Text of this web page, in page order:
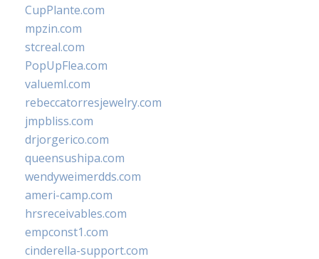
CupPlante.com
mpzin.com
stcreal.com
PopUpFlea.com
valueml.com
rebeccatorresjewelry.com
jmpbliss.com
drjorgerico.com
queensushipa.com
wendyweimerdds.com
ameri-camp.com
hrsreceivables.com
empconst1.com
cinderella-support.com